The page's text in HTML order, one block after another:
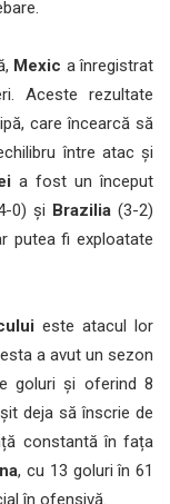
Mexic a înregistrat
Aceste rezultate
care încearcă să
între atac și
a fost un început
0) și Brazilia(3-2)
putea fi exploatate
este atacul lor
a avut un sezon
goluri și oferind 8
deja să înscrie de
constantă în fața
, cu 13 goluri în 61